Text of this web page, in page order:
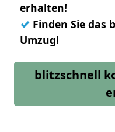
erhalten!
✓ Finden Sie das
Umzug!
blitzschnell